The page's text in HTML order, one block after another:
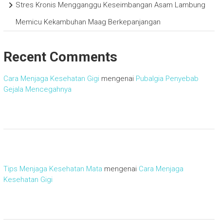
Stres Kronis Mengganggu Keseimbangan Asam Lambung
Memicu Kekambuhan Maag Berkepanjangan
Recent Comments
Cara Menjaga Kesehatan Gigimengenai Pubalgia Penyebab
Gejala Mencegahnya
Tips Menjaga Kesehatan Mata mengenai Cara Menjaga
Kesehatan Gigi